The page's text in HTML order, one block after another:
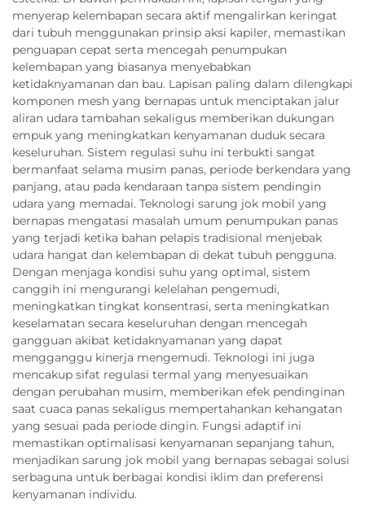
menyerap kelembapan secara aktif mengalirkan keringat
dari tubuh menggunakan prinsip aksi kapiler, memastikan
penguapan cepat serta mencegah penumpukan
kelembapan yang biasanya menyebabkan
ketidaknyamanan dan bau. Lapisan paling dalam dilengkapi
komponen mesh yang bernapas untuk menciptakan jalur
aliran udara tambahan sekaligus memberikan dukungan
empuk yang meningkatkan kenyamanan duduk secara
keseluruhan. Sistem regulasi suhu ini terbukti sangat
bermanfaat selama musim panas, periode berkendara yang
panjang, atau pada kendaraan tanpa sistem pendingin
udara yang memadai. Teknologi sarung jok mobil yang
bernapas mengatasi masalah umum penumpukan panas
yang terjadi ketika bahan pelapis tradisional menjebak
udara hangat dan kelembapan di dekat tubuh pengguna.
Dengan menjaga kondisi suhu yang optimal, sistem
canggih ini mengurangi kelelahan pengemudi,
meningkatkan tingkat konsentrasi, serta meningkatkan
keselamatan secara keseluruhan dengan mencegah
gangguan akibat ketidaknyamanan yang dapat
mengganggu kinerja mengemudi. Teknologi ini juga
mencakup sifat regulasi termal yang menyesuaikan
dengan perubahan musim, memberikan efek pendinginan
saat cuaca panas sekaligus mempertahankan kehangatan
yang sesuai pada periode dingin. Fungsi adaptif ini
memastikan optimalisasi kenyamanan sepanjang tahun,
menjadikan sarung jok mobil yang bernapas sebagai solusi
serbaguna untuk berbagai kondisi iklim dan preferensi
kenyamanan individu.